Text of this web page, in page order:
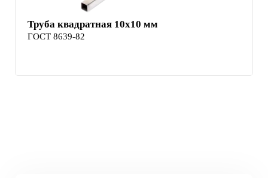
Труба квадратная 10х10 мм
ГОСТ 8639-82